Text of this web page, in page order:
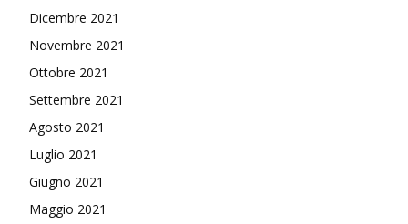
Dicembre 2021
Novembre 2021
Ottobre 2021
Settembre 2021
Agosto 2021
Luglio 2021
Giugno 2021
Maggio 2021